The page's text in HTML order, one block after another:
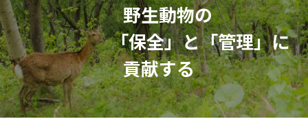
野生動物の
「保全」と「管理」に
貢献する